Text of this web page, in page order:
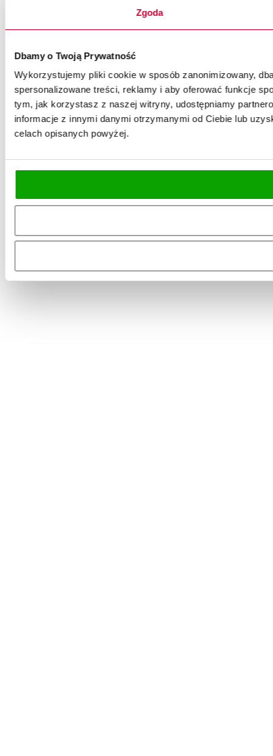
Zgoda
Dbamy o Twoją Prywatność
Wykorzystujemy pliki cookie w sposób zanonimizowany,
spersonalizowane treści, reklamy i aby oferować funkcje
tym, jak korzystasz z naszej witryny, udostępniamy
informacje z innymi danymi otrzymanymi od Ciebie lub
celach opisanych powyżej.